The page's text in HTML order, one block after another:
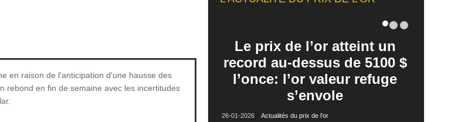
en raison de l'anticipation d'une hausse des
rebond en fin de semaine avec les incertitudes
Le prix de l’or atteint un
record au-dessus de 5100 $
l’once: l’or valeur refuge
s’envole
26-01-2026 Actualités du prix de l'or